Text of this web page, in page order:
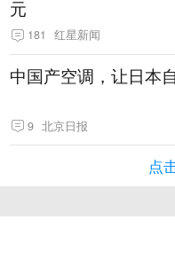
元
181 红星新闻
中国产空调，让日本
9 北京日报
点